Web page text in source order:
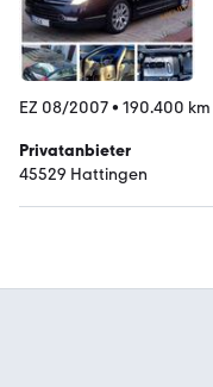
EZ 08/2007• 190.400 km
Privatanbieter
45529 Hattingen